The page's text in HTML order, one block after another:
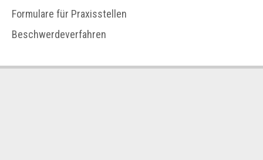
Formulare für Praxisstellen
Beschwerdeverfahren